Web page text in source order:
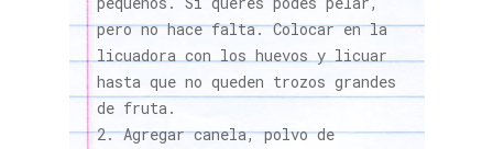
pero no hace falta. Colocar en la
licuadora con los huevos y licuar
hasta que no queden trozos grandes
de fruta.
Agregar canela, polvo de